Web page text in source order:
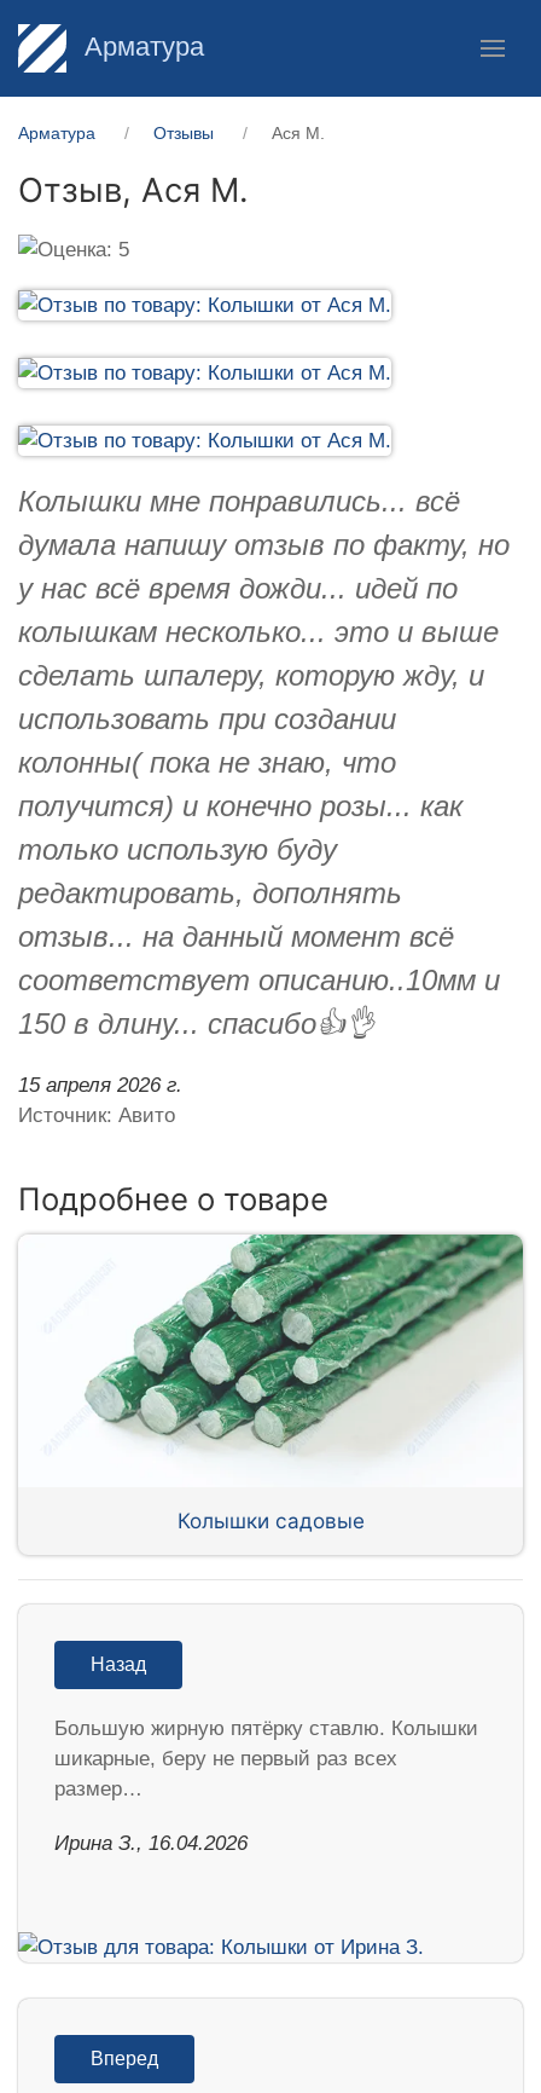
Арматура
Арматура Отзывы Ася М.
Отзыв, Ася М.
Колышки мне понравились... всё
думала напишу отзыв по факту, но
у нас всё время дожди... идей по
колышкам несколько... это и выше
сделать шпалеру, которую жду, и
использовать при создании
колонны( пока не знаю, что
получится) и конечно розы... как
только использую буду
редактировать, дополнять
отзыв... на данный момент всё
соответствует описанию..10мм и
150 в длину... спасибо👍👌
15 апреля 2026 г.
Источник: Авито
Подробнее о товаре
Колышки садовые
Назад
Большую жирную пятёрку ставлю. Колышки
шикарные, беру не первый раз всех
размер…
Ирина З., 16.04.2026
Вперед